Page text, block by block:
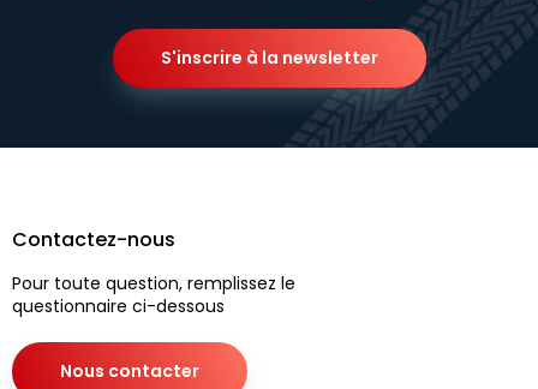
S'inscrire à la newsletter
Contactez-nous
Pour toute question, remplissez le
questionnaire ci-dessous
Nous contacter